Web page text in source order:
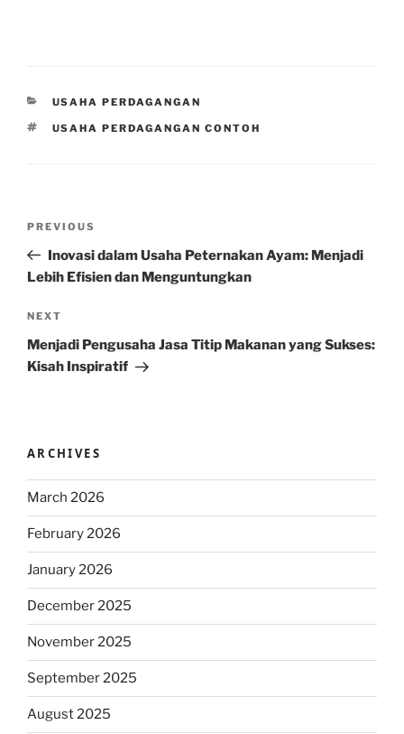
CATEGORIES
USAHA PERDAGANGAN
TAGS
USAHA PERDAGANGAN CONTOH
Previous
Post
PREVIOUS
Inovasi dalam Usaha Peternakan Ayam: Menjadi
Lebih Efisien dan Menguntungkan
Next
Post
NEXT
Menjadi Pengusaha Jasa Titip Makanan yang Sukses:
Kisah Inspiratif
ARCHIVES
March 2026
February 2026
January 2026
December 2025
November 2025
September 2025
August 2025